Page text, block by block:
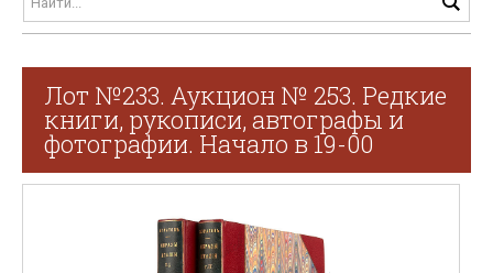
Лот №233. Аукцион № 253. Редкие
книги, рукописи, автографы и
фотографии. Начало в 19-00